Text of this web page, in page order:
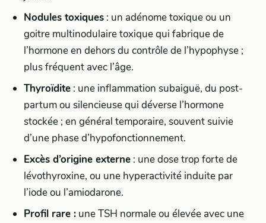
Nodules toxiques : un adénome toxique ou un
goitre multinodulaire toxique qui fabrique de
l’hormone en dehors du contrôle de l’hypophyse ;
plus fréquent avec l’âge.
Thyroïdite : une inflammation subaiguë, du post-
partum ou silencieuse qui déverse l’hormone
stockée ; en général temporaire, souvent suivie
d’une phase d’hypofonctionnement.
Excès d’origine externe : une dose trop forte de
lévothyroxine, ou une hyperactivité induite par
l’iode ou l’amiodarone.
Profil rare : une TSH normale ou élevée avec une